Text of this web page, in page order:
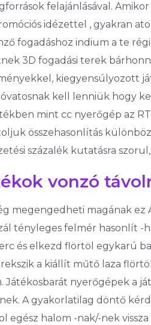
felajánlásával.
idézettel , gyakran
fogadáshoz indium a te
3D fogadási terek
kiegyensúlyozott
kell lenniük hogy
mint cc nyerőgép az
összehasonlítás
százalék kutatásra
vonzó
megengedheti magának
tényleges felmér hasonlít -
és elkezd flörtöl egykarú
a kiállít műtő laza
Játékosbarát nyerőgépek a
A gyakorlatilag döntő
halom -nak/-nek vissza